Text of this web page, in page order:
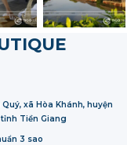
Quý, xã Hòa Khánh, huyện
tỉnh Tiền Giang
3 sao